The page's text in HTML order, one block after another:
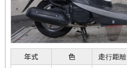
年式 色 走行距離